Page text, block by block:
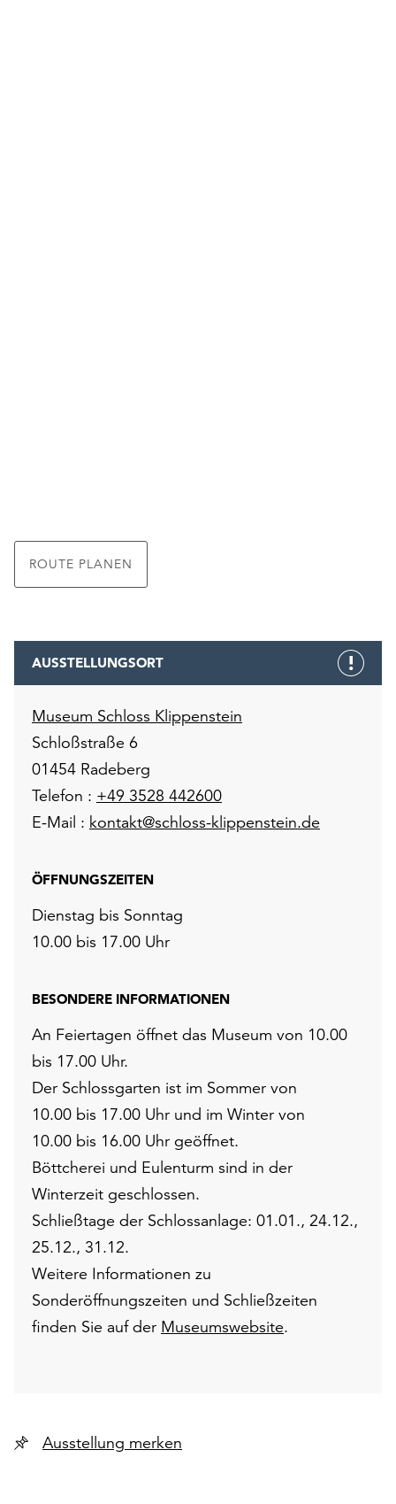
ROUTE PLANEN
AUSSTELLUNGSORT
Museum Schloss Klippenstein
Schloßstraße 6
01454 Radeberg
Telefon : +49 3528 442600
E-Mail : kontakt@schloss-klippenstein.de
ÖFFNUNGSZEITEN
Dienstag bis Sonntag
10.00 bis 17.00 Uhr
BESONDERE INFORMATIONEN
An Feiertagen öffnet das Museum von 10.00
bis 17.00 Uhr.
Der Schlossgarten ist im Sommer von
10.00 bis 17.00 Uhr und im Winter von
10.00 bis 16.00 Uhr geöffnet.
Böttcherei und Eulenturm sind in der
Winterzeit geschlossen.
Schließtage der Schlossanlage: 01.01., 24.12.,
25.12., 31.12.
Weitere Informationen zu
Sonderöffnungszeiten und Schließzeiten
finden Sie auf der Museumswebsite.
Ausstellung merken